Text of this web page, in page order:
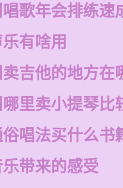
歌年会排练速
有啥用
吉他的地方在
里卖小提琴比
唱法买什么书
带来的感受